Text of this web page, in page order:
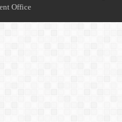
Office